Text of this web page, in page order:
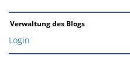
Verwaltung des Blogs
Login